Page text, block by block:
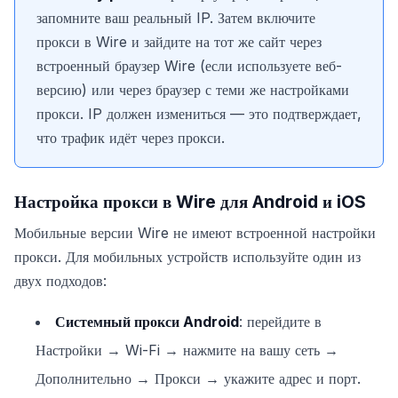
запомните ваш реальный IP. Затем включите
прокси в Wire и зайдите на тот же сайт через
встроенный браузер Wire (если используете веб-
версию) или через браузер с теми же настройками
прокси. IP должен измениться — это подтверждает,
что трафик идёт через прокси.
Настройка прокси в Wire для Android и iOS
Мобильные версии Wire не имеют встроенной настройки
прокси. Для мобильных устройств используйте один из
двух подходов:
Системный прокси Android: перейдите в
Настройки → Wi-Fi → нажмите на вашу сеть →
Дополнительно → Прокси → укажите адрес и порт.